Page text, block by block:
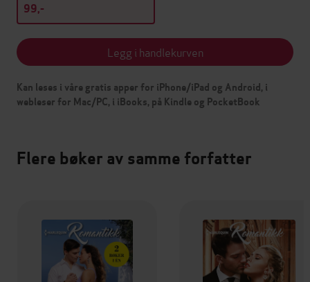
99,-
Legg i handlekurven
Kan leses i våre gratis apper for iPhone/iPad og Android, i
webleser for Mac/PC, i iBooks, på Kindle og PocketBook
Flere bøker av samme forfatter